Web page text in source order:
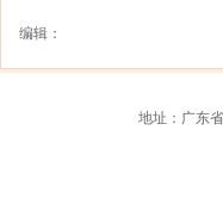
编辑：
地址：广东